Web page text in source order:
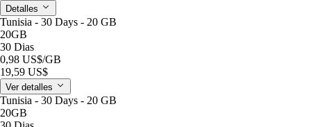
Detalles
Tunisia - 30 Days - 20 GB
20GB
30 Dias
0,98 US$/GB
19,59 US$
Ver detalles
Tunisia - 30 Days - 20 GB
20GB